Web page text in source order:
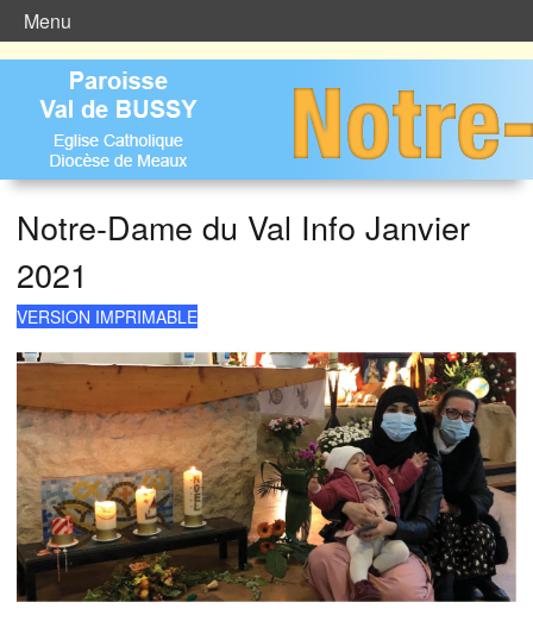
Notre-Dame du Val Info Janvier
2021
VERSION IMPRIMABLE
Menu